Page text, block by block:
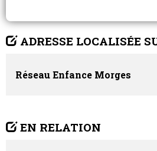
ADRESSE LOCALISÉE
Réseau Enfance Morges
EN RELATION